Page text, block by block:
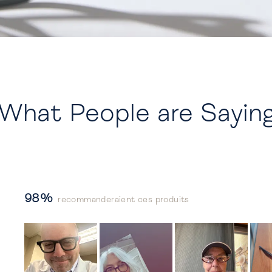
People are
98% recommanderaient ces produits